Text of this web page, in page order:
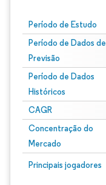
Período de Estudo
Período de Dados de
Previsão
Período de Dados
Históricos
CAGR
Concentração do
Mercado
Principais jogadores